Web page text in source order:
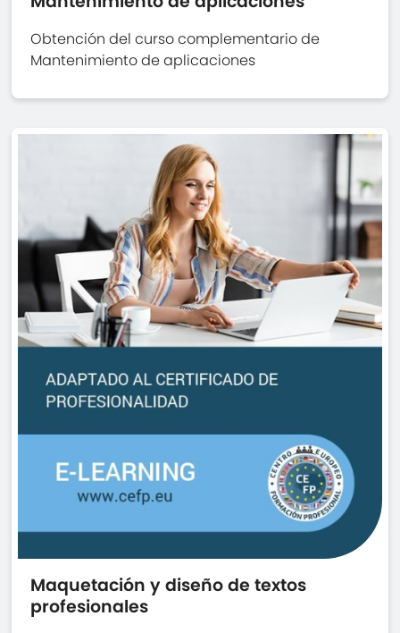
Obtención del curso complementario de
Mantenimiento de aplicaciones
Maquetación y diseño de textos
profesionales